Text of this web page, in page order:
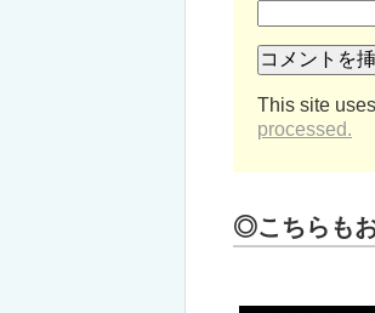
This site
processed.
◎こちらも